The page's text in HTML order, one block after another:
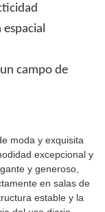
campo de
moda y exquisita
excepcional y
y generoso,
en salas de
estable y la